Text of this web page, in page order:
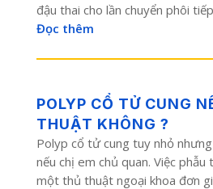
đậu thai cho lần chuyển phôi
Đọc thêm
POLYP CỔ TỬ CUNG
THUẬT KHÔNG ?
Polyp cổ tử cung tuy nhỏ
nếu chị em chủ quan. Việc
một thủ thuật ngoại khoa đơn